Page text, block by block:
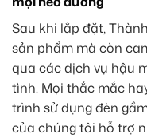
Sau khi lắp đặt,
sản phẩm mà còn
qua các dịch vụ hậu
tình. Mọi thắc mắc
trình sử dụng đèn
của chúng tôi hỗ trợ